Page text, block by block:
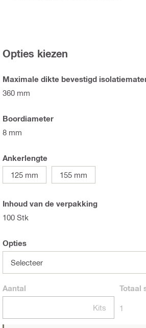
Opties kiezen
Maximale dikte bevestigd
360 mm
Boordiameter
8 mm
Ankerlengte
125 mm
155 mm
Inhoud van de verpakking
100 Stk
Opties
Selecteer
Aantal
Kits
Totaal
1